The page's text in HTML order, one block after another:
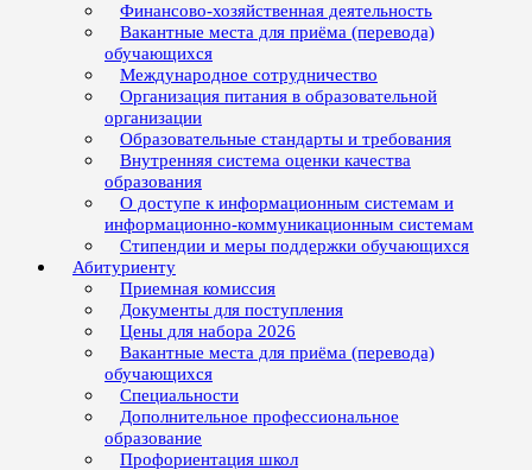
Финансово-хозяйственная деятельность
Вакантные места для приёма (перевода)
обучающихся
Международное сотрудничество
Организация питания в образовательной
организации
Образовательные стандарты и требования
Внутренняя система оценки качества
образования
О доступе к информационным системам и
информационно-коммуникационным системам
Стипендии и меры поддержки обучающихся
Абитуриенту
Приемная комиссия
Документы для поступления
Цены для набора 2026
Вакантные места для приёма (перевода)
обучающихся
Специальности
Дополнительное профессиональное
образование
Профориентация школ